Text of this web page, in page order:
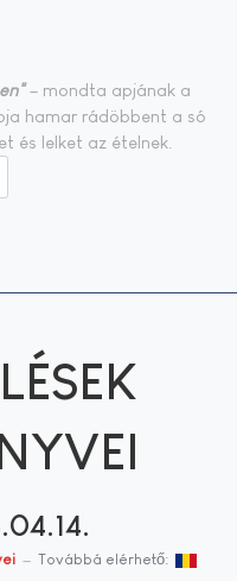
– mondta apjának a
hamar rádöbbent a só
és lelket az ételnek.
Továbbá elérhető: